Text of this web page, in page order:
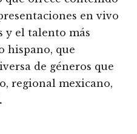
en vivo
y el talento más
hispano, que
de géneros que
regional mexicano,
.